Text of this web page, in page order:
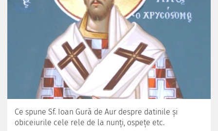
Ce spune Sf. Ioan Gură de Aur despre datinile şi
obiceiurile cele rele de la nunţi, ospeţe etc.